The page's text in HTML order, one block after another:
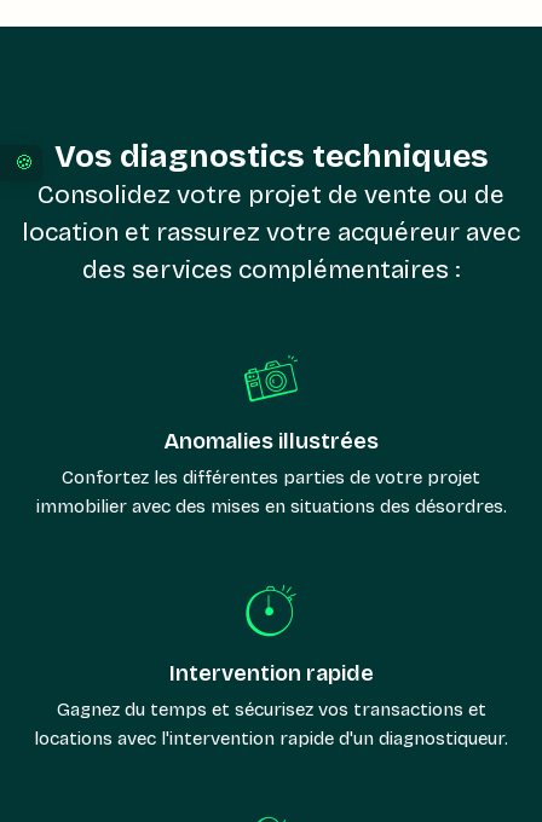
Vos diagnostics techniques
Consolidez votre projet de vente ou de
location et rassurez votre acquéreur avec
des services complémentaires :
Anomalies illustrées
Confortez les différentes parties de votre projet
immobilier avec des mises en situations des désordres.
Intervention rapide
Gagnez du temps et sécurisez vos transactions et
locations avec l'intervention rapide d'un diagnostiqueur.
Vos préférences en matière de consentement